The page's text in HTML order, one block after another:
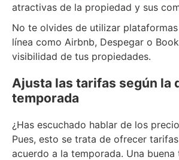
atractivas de la propiedad y sus
No te olvides de utilizar
línea como Airbnb, Despegar o
visibilidad de tus propiedades.
Ajusta las tarifas según la
temporada
¿Has escuchado hablar de los
Pues, esto se trata de ofrecer
acuerdo a la temporada. Una buena